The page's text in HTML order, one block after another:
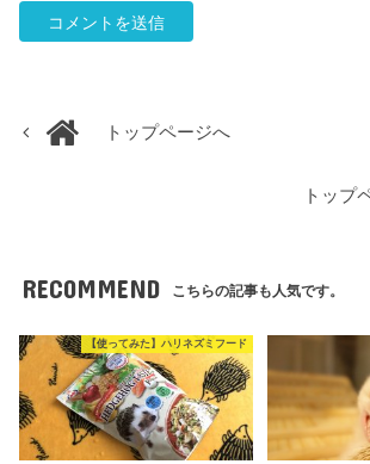
トップページへ
トップ
RECOMMEND こちらの記事も人気です。
【使ってみた】ハリネズミフード